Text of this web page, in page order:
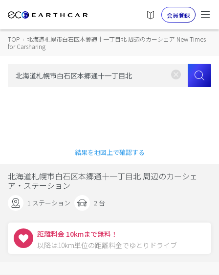
会員登録
TOP › 北海道札幌市白石区本郷通十一丁目北 周辺のカーシェア New Times
for Carsharing
結果を地図上で確認する
北海道札幌市白石区本郷通十一丁目北 周辺のカーシェ
ア・ステーション
1 ステーション 2 台
距離料金 10kmまで無料！
以降は10km単位の距離料金でゆとりドライブ